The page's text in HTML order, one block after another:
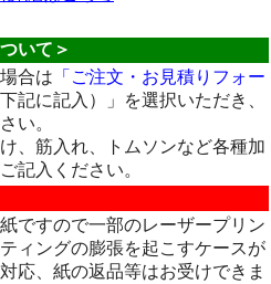
いて＞
合は 「ご注文・お見積りフォー
記に記入）」を選択いただき、
い。
、筋入れ、トムソンなど各種加
記入ください。
ですので一部のレーザープリン
ィングの膨張を起こすケースが
応、紙の返品等はお受けできま